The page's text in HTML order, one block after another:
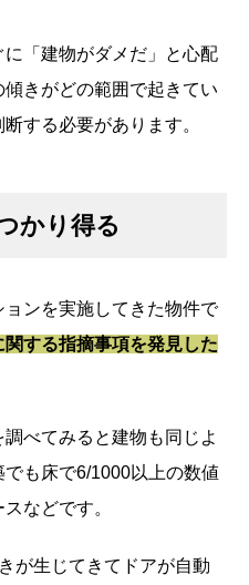
「建物がダメだ」と心配
きがどの範囲で起きてい
する必要があります。
かり得る
ンを実施してきた物件で
する指摘事項を発見した
べてみると建物も同じよ
も床で6/1000以上の数値
などです。
が生じてきてドアが自動